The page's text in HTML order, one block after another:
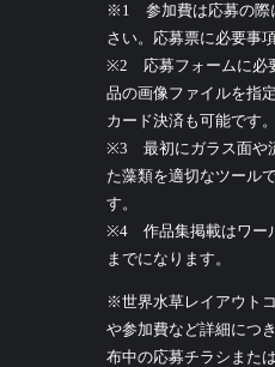
※1 参加費は応募の際
さい。応募票に必要事
※2 応募フォームに必
品の画像ファイルを指
カード決済も可能です。
※3 最初にガラス面や
た藻類を適切なツール
す。
※4 作品集掲載はワー
までになります。
※世界水草レイアウト
や参加費など詳細につ
布中の応募チラシまた